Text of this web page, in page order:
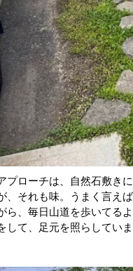
プローチは、自然石敷き
、それも味。うまく言え
ら、毎日山道を歩いてる
して、足元を照らしていま